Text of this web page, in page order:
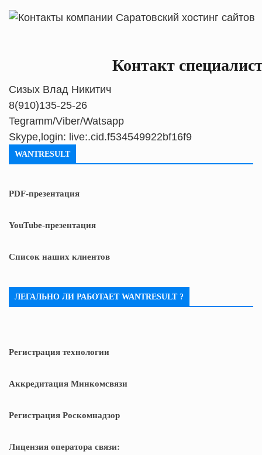
Контакт
Сизых Влад Никитич
8(910)135-25-26
Tegramm/Viber/Watsapp
Skype,login: live:.cid.f534549922bf16f9
WANTRESULT
PDF-презентация
YouTube-презентация
Список наших клиентов
ЛЕГАЛЬНО ЛИ РАБОТАЕТ WANTRESULT ?
Регистрация технологии
Аккредитация Минкомсвязи
Регистрация Роскомнадзор
Лицензия оператора связи: